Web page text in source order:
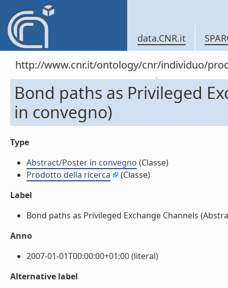
data.CNR.it
http://www.cnr.it/ontology/cnr/individuo/
Bond paths as Privileged
in convegno)
Type
Abstract/Poster in convegno (Classe)
Prodotto della ricerca
(Classe)
Label
Bond paths as Privileged Exchange Channels
Anno
2007-01-01T00:00:00+01:00 (literal)
Alternative label